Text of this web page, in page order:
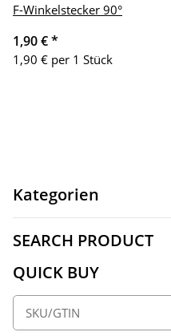
F-Winkelstecker 90°
1,90 €*
1,90 € per 1 Stück
Kategorien
SEARCH PRODUCT
QUICK BUY